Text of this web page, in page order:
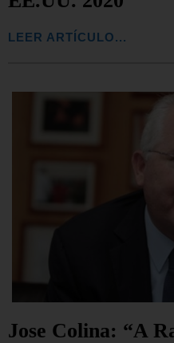
LEER ARTÍCULO...
Jose Colina: “A